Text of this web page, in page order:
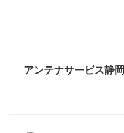
アンテナサービス静岡